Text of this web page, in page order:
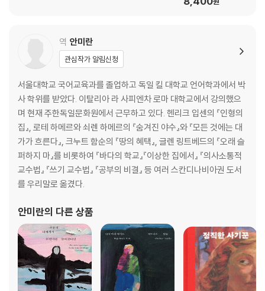
역 안미란
관심작가 알림신청
서울대학교 국어교육과를 졸업하고 독일 킬 대학교 언어학과에서 박
사 학위를 받았다. 이탈리아 라 사피엔차 로마 대학교에서 강의했으
며 현재 주한독일문화원에서 근무하고 있다. 헨리크 입센의 『인형의
집』, 로테 하메르와 쇠렌 하메르의 『숨겨진 야수』와 『모든 것에는 대
가가 흐른다』, 크누트 함순의 『땅의 혜택』, 글렌 링트베드의 『오래 슬
퍼하지 마』를 비롯하여 『바다의 학교』『이상한 집에서』 『의사소통적
교수법』 『쓰기 교수법』 『공부의 비결』 등 여러 스칸디나비아권 도서
를 우리말로 옮겼다.
안미란의 다른 상품